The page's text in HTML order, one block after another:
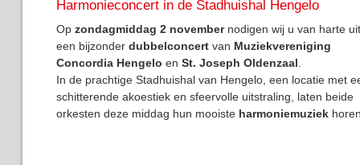
Harmonieconcert in de Stadhuishal Hengelo
Op zondagmiddag 2 novembernodigen wij u van harte
een bijzonder dubbelconcert van Muziekvereniging
Concordia Hengelo en St. Joseph Oldenzaal
In de prachtige Stadhuishal van Hengelo, een locatie met
schitterende akoestiek en sfeervolle uitstraling, laten beide
orkesten deze middag hun mooiste harmoniemuziek